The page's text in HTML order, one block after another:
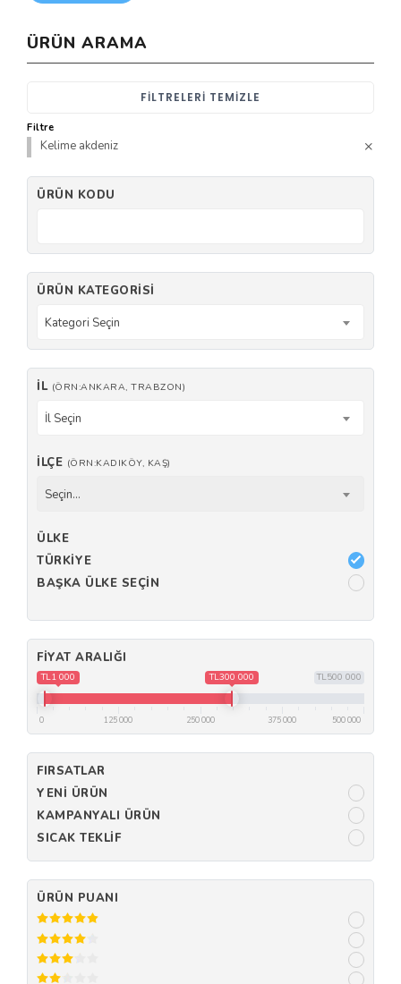
ÜRÜN ARAMA
FILTRELERI TEMIZLE
Filtre
Kelime akdeniz
ÜRÜN KODU
ÜRÜN KATEGORISI
Kategori Seçin
İL (ÖRN:ANKARA, TRABZON)
İl Seçin
İLÇE (ÖRN:KADIKÖY, KAŞ)
Seçin...
ÜLKE
TÜRKIYE
BAŞKA ÜLKE SEÇIN
FIYAT ARALIĞI
TL500 000
TL1 000 TL300 000
0 125 000 250 000 375 000 500 000
FIRSATLAR
YENI ÜRÜN
KAMPANYALI ÜRÜN
SICAK TEKLIF
ÜRÜN PUANI